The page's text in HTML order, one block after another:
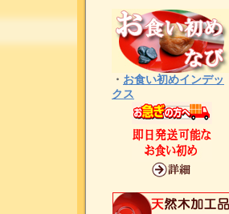
・ お食い初めインデッ
クス